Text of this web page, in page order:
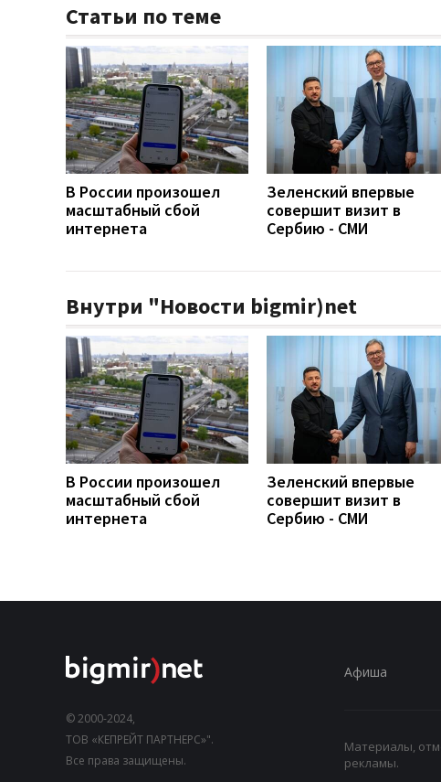
Статьи по теме
В России произошел
масштабный сбой
интернета
Зеленский впервые
совершит визит в
Сербию - СМИ
Внутри "Новости bigmir)net
В России произошел
масштабный сбой
интернета
Зеленский впервые
совершит визит в
Сербию - СМИ
© 2000-2024,
ТОВ «КЕПРЕЙТ ПАРТНЕРС»".
Все права защищены.
Афиша
Материалы,
рекламы.